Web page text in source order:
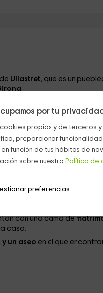
por tu privacidad
propias y de terceros
proporcionar
función de tus hábitos de
sobre nuestra Política de
preferencias
Ullastret, que es un
.
en los que vas a
el ocio que necesitas.
8 personas,y consta
que es independiente, y en
con una cama de
caso.
, y un aseo en el que